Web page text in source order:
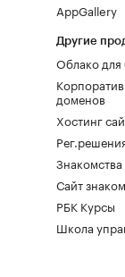
AppGallery
Другие
Облако для
доменов
Хостинг
Знакомства
Сайт
РБК Курсы
Школа